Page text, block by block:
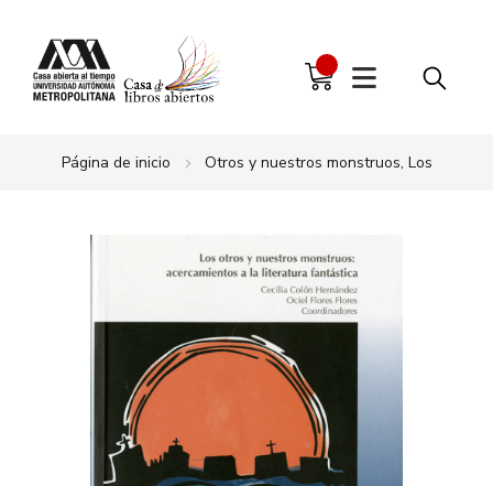
Página de inicio Otros y nuestros monstruos, Los